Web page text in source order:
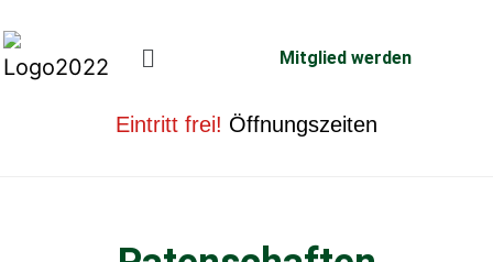
Mitglied werden
Eintritt frei! Öffnungszeiten